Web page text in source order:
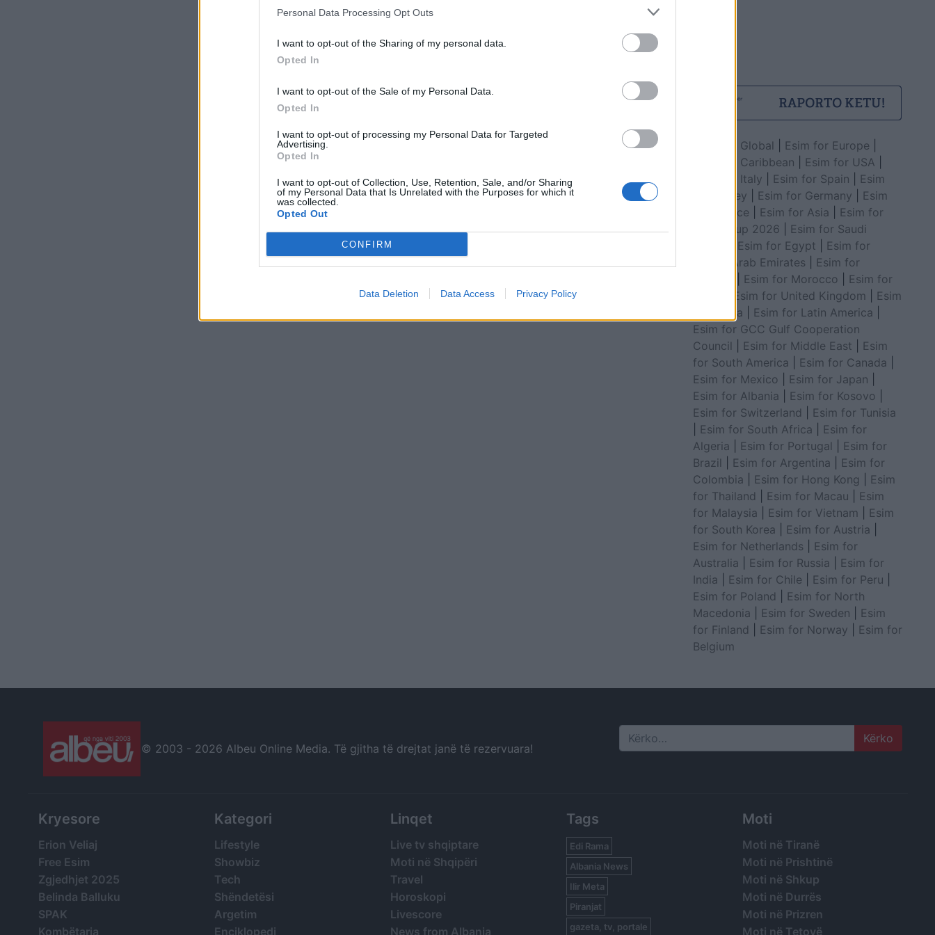
Personal Data Processing Opt Outs
I want to opt-out of the Sharing of my personal data.
Opted In
I want to opt-out of the Sale of my Personal Data.
Opted In
I want to opt-out of processing my Personal Data for Targeted
Advertising.
Opted In
I want to opt-out of Collection, Use, Retention, Sale, and/or Sharing
of my Personal Data that Is Unrelated with the Purposes for which it
was collected.
Opted Out
CONFIRM
Data Deletion Data Access Privacy Policy
Esim for Global Esim for Europe
Esim for Caribbean
Esim for USA
Esim for Italy
Esim for Spain
Esim
for Turkey
Esim for Germany
Esim
for Greece
Esim for Asia
Esim for
World Cup 2026
Esim for Saudi
Esim for Egypt
Esim for
United Arab Emirates
Esim for
Esim for Morocco
Esim for
Esim for United Kingdom
Esim
for Africa
Esim for Latin America
Esim for GCC Gulf Cooperation
Council
Esim for Middle East
Esim
for South America
Esim for Canada
Esim for Mexico
Esim for Japan
Esim for Albania
Esim for Kosovo
Esim for Switzerland
Esim for Tunisia
Esim for South Africa
Esim for
Algeria
Esim for Portugal
Esim for
Brazil
Esim for Argentina
Esim for
Colombia
Esim for Hong Kong
Esim
for Thailand
Esim for Macau
Esim
for Malaysia
Esim for Vietnam
Esim
for South Korea
Esim for Austria
Esim for Netherlands
Esim for
Australia
Esim for Russia
Esim for
India
Esim for Chile Esim for Peru
Esim for Poland
Esim for North
Macedonia
Esim for Sweden
Esim
for Finland
Esim for Norway
Esim for
Belgium
© 2003 - 2026 Albeu Online Media. Të gjitha të drejtat janë të rezervuara! Search
Kryesore
Erion Veliaj
Free Esim
Zgjedhjet 2025
Belinda Balluku
SPAK
Kombëtarja
Kategori
Lifestyle
Showbiz
Tech
Shëndetësi
Argetim
Enciklopedi
Linqet
Live tv shqiptare
Moti në Shqipëri
Travel
Horoskopi
Livescore
News from Albania
Tags
Edi Rama
Albania News
Ilir Meta
Piranjat
gazeta, tv, portale
Moti
Moti në Tiranë
Moti në Prishtinë
Moti në Shkup
Moti në Durrës
Moti në Prizren
Moti në Tetovë